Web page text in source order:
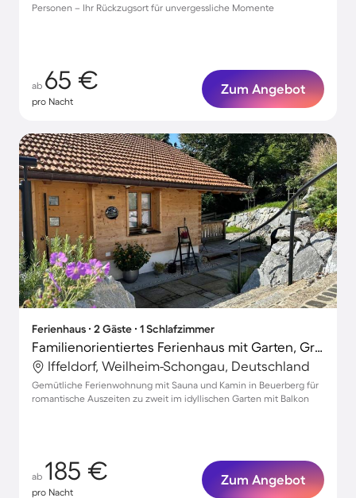
Personen – Ihr Rückzugsort für unvergessliche Momente
ab 65 €
pro Nacht
Zum Angebot
Ferienhaus ∙ 2 Gäste ∙ 1 Schlafzimmer
Familienorientiertes Ferienhaus mit Garten, Grill und Terrasse
Iffeldorf, Weilheim-Schongau, Deutschland
Gemütliche Ferienwohnung mit Sauna und Kamin in Beuerberg für
romantische Auszeiten zu zweit im idyllischen Garten mit Balkon
ab 185 €
pro Nacht
Zum Angebot